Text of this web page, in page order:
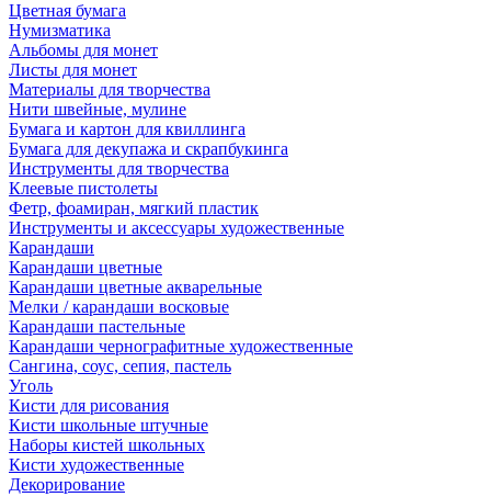
Цветная бумага
Нумизматика
Альбомы для монет
Листы для монет
Материалы для творчества
Нити швейные, мулине
Бумага и картон для квиллинга
Бумага для декупажа и скрапбукинга
Инструменты для творчества
Клеевые пистолеты
Фетр, фоамиран, мягкий пластик
Инструменты и аксессуары художественные
Карандаши
Карандаши цветные
Карандаши цветные акварельные
Мелки / карандаши восковые
Карандаши пастельные
Карандаши чернографитные художественные
Сангина, соус, сепия, пастель
Уголь
Кисти для рисования
Кисти школьные штучные
Наборы кистей школьных
Кисти художественные
Декорирование